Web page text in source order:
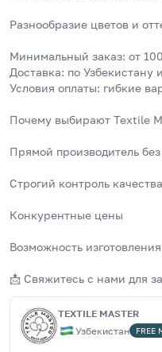
Разнообразие цветов и
Минимальный заказ: от
Доставка: по Узбекистану
Условия оплаты: гибкие
Почему выбирают Textile
Прямой производитель
Строгий контроль качества
Конкурентные цены
Возможность
📩 Свяжитесь с нами для
TEXTILE MASTER
Узбекистан
FREE